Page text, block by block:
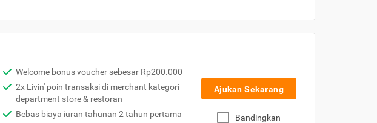
Welcome bonus voucher sebesar Rp200.000
2x Livin' poin transaksi di merchant kategori
department store & restoran
Bebas biaya iuran tahunan 2 tahun pertama
Ajukan Sekarang
Bandingkan